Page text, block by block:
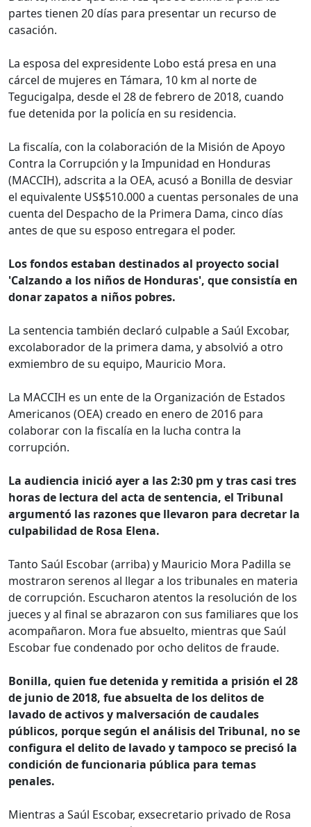
partes tienen 20 días para presentar un recurso de
casación.
La esposa del expresidente Lobo está presa en una
cárcel de mujeres en Támara, 10 km al norte de
Tegucigalpa, desde el 28 de febrero de 2018, cuando
fue detenida por la policía en su residencia.
La fiscalía, con la colaboración de la Misión de Apoyo
Contra la Corrupción y la Impunidad en Honduras
(MACCIH), adscrita a la OEA, acusó a Bonilla de desviar
el equivalente US$510.000 a cuentas personales de una
cuenta del Despacho de la Primera Dama, cinco días
antes de que su esposo entregara el poder.
Los fondos estaban destinados al proyecto social
'Calzando a los niños de Honduras', que consistía en
donar zapatos a niños pobres.
La sentencia también declaró culpable a Saúl Excobar,
excolaborador de la primera dama, y absolvió a otro
exmiembro de su equipo, Mauricio Mora.
La MACCIH es un ente de la Organización de Estados
Americanos (OEA) creado en enero de 2016 para
colaborar con la fiscalía en la lucha contra la
corrupción.
La audiencia inició ayer a las 2:30 pm y tras casi tres
horas de lectura del acta de sentencia, el Tribunal
argumentó las razones que llevaron para decretar la
culpabilidad de Rosa Elena.
Tanto Saúl Escobar (arriba) y Mauricio Mora Padilla se
mostraron serenos al llegar a los tribunales en materia
de corrupción. Escucharon atentos la resolución de los
jueces y al final se abrazaron con sus familiares que los
acompañaron. Mora fue absuelto, mientras que Saúl
Escobar fue condenado por ocho delitos de fraude.
Bonilla, quien fue detenida y remitida a prisión el 28
de junio de 2018, fue absuelta de los delitos de
lavado de activos y malversación de caudales
públicos, porque según el análisis del Tribunal, no se
configura el delito de lavado y tampoco se precisó la
condición de funcionaria pública para temas
penales.
Mientras a Saúl Escobar, exsecretario privado de Rosa